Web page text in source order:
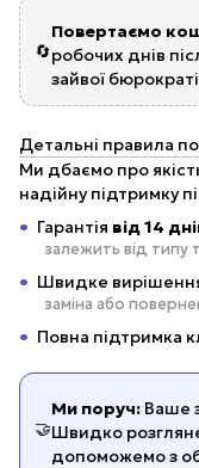
🔄
Повертаємо
робочих днів
зайвої
Детальні правила
Ми дбаємо про
надійну підтримку
Гарантія від 14
залежить від типу
Швидке
заміна або
Повна підтримка
🤝
Ми поруч: Ваше
Швидко
допоможемо з